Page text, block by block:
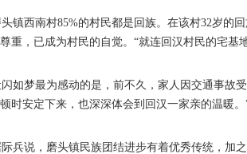
西南村85%的村民都是回族。在该村32岁的回
重，已成为村民的自觉。“就连回汉村民的宅
梦最为感动的是，前不久，家人因交通事故受
时安定下来，也深深体会到回汉一家亲的温暖。
说，磨头镇民族团结进步有着优秀传统，加之